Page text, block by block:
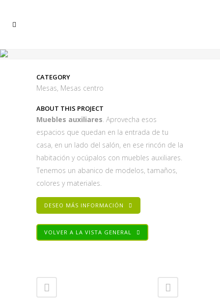
CATEGORY
Mesas, Mesas centro
ABOUT THIS PROJECT
Muebles auxiliares. Aprovecha esos
espacios que quedan en la entrada de tu
casa, en un lado del salón, en ese rincón de la
habitación y ocúpalos con muebles auxiliares.
Tenemos un abanico de modelos, tamaños,
colores y materiales.
DESEO MÁS INFORMACIÓN
VOLVER A LA VISTA GENERAL